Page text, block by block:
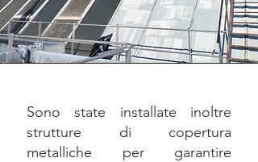
Sono state installate inoltre
strutture di copertura
metalliche per garantire